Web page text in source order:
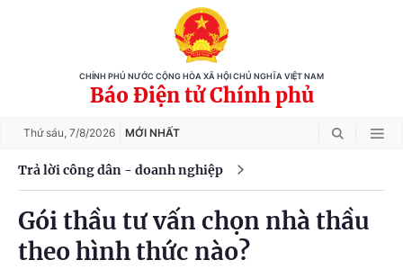
CHÍNH PHỦ NƯỚC CỘNG HÒA XÃ HỘI CHỦ NGHĨA VIỆT NAM
Báo Điện tử Chính phủ
Thứ sáu, 7/8/2026 MỚI NHẤT
Trả lời công dân - doanh nghiệp
Gói thầu tư vấn chọn nhà thầu
theo hình thức nào?